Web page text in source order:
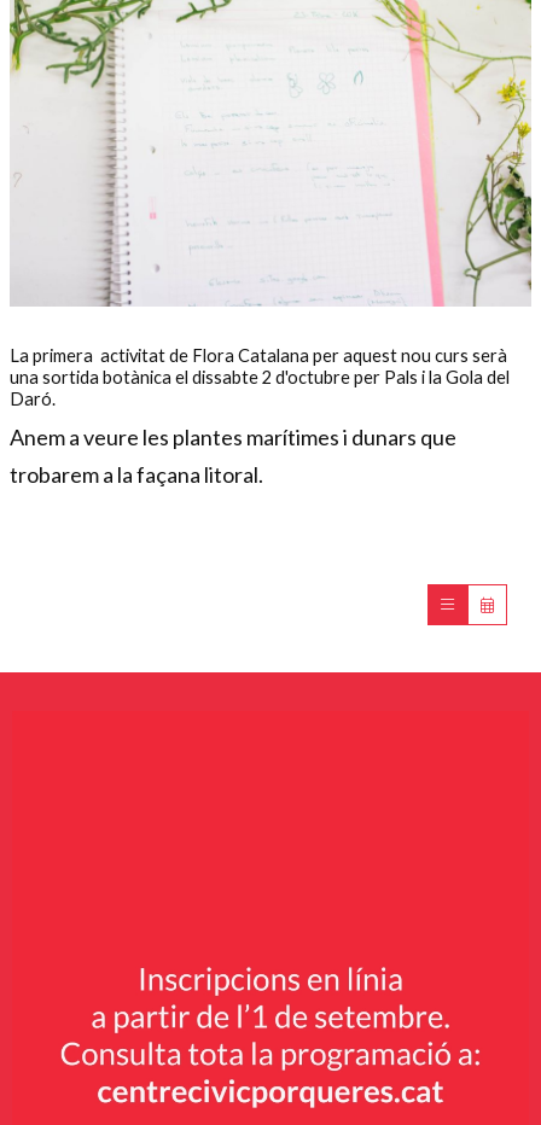
La primera activitat de Flora Catalana per aquest nou curs serà
una sortida botànica el dissabte 2 d'octubre per Pals i la Gola del
Daró.
Anem a veure les plantes marítimes i dunars que
trobarem a la façana litoral.